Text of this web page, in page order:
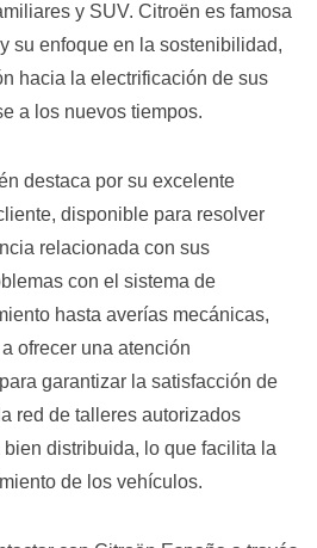
y SUV. Citroën es famosa
su enfoque en la sostenibilidad,
hacia la electrificación de sus
a los nuevos tiempos.
destaca por su excelente
disponible para resolver
relacionada con sus
con el sistema de
hasta averías mecánicas,
ofrecer una atención
garantizar la satisfacción de
red de talleres autorizados
distribuida, lo que facilita la
de los vehículos.